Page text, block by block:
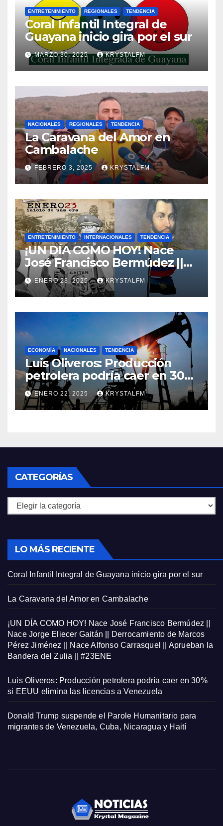
ENTRETENIMIENTO REGIONALES TENDENCIA
Coral Infantil Integral de
Guayana inicio gira por el sur
MARZO 30, 2025 KRYSTALFM
NACIONALES REGIONALES TENDENCIA
La Caravana del Amor en
Cambalache
FEBRERO 3, 2025 KRYSTALFM
ENTRETENIMIENTO INTERNACIONALES TENDENCIA
¡UN DÍA COMO HOY! Nace
José Francisco Bermúdez ||
Nace Jorge Eliecer Gaitán ||
Derrocamiento de Marcos
Pérez Jiménez || Nace
Alfonso Carrasquel ||
Aprueban la Bandera del
Zulia || #23ENE
ENERO 23, 2025 KRYSTALFM
ECONOMÍA NACIONALES TENDENCIA
Luis Oliveros: Producción
petrolera podría caer en 30%
si EEUU elimina las licencias a
Venezuela
ENERO 22, 2025 KRYSTALFM
CATEGORÍAS
Categorías
LO MÁS RECIENTE
Coral Infantil Integral de Guayana inicio gira por el sur
La Caravana del Amor en Cambalache
¡UN DÍA COMO HOY! Nace José Francisco Bermúdez ||
Nace Jorge Eliecer Gaitán || Derrocamiento de Marcos
Pérez Jiménez || Nace Alfonso Carrasquel || Aprueban la
Bandera del Zulia || #23ENE
Luis Oliveros: Producción petrolera podría caer en 30%
si EEUU elimina las licencias a Venezuela
Donald Trump suspende el Parole Humanitario para
migrantes de Venezuela, Cuba, Nicaragua y Haití